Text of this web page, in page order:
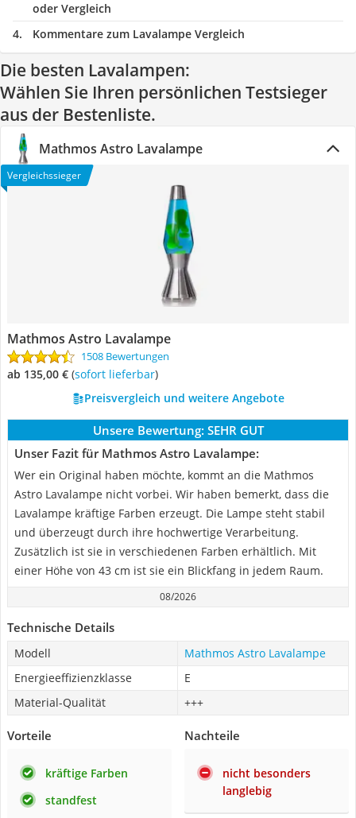
oder Vergleich
Kommentare zum Lavalampe Vergleich
Die besten Lavalampen:
Wählen Sie Ihren persönlichen Testsieger
aus der Bestenliste.
Mathmos Astro Lavalampe
Vergleichssieger
Mathmos Astro Lavalampe
1508 Bewertungen
ab 135,00 € ( Sofort lieferbar)
Preisvergleich und weitere Angebote
Unsere Bewertung: SEHR GUT
Unser Fazit für Mathmos Astro Lavalampe:
Wer ein Original haben möchte, kommt an die Mathmos
Astro Lavalampe nicht vorbei. Wir haben bemerkt, dass die
Lavalampe kräftige Farben erzeugt. Die Lampe steht stabil
und überzeugt durch ihre hochwertige Verarbeitung.
Zusätzlich ist sie in verschiedenen Farben erhältlich. Mit
einer Höhe von 43 cm ist sie ein Blickfang in jedem Raum.
08/2026
Technische Details
Modell
Mathmos Astro Lavalampe
Energieeffizienzklasse
E
Material-Qualität
+++
Vorteile
kräftige Farben
standfest
Nachteile
nicht besonders
langlebig